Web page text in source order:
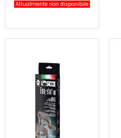
Attualmente non disponibile